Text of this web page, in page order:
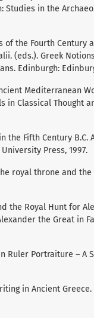
Studies in the
of the Fourth
alii. (eds.). Greek
Edinburgh:
Mediterranean
in Classical Thought
the Fifth Century
Press, 1997.
royal throne and
the Royal Hunt for
the Great in
Ruler Portraiture –
in Ancient